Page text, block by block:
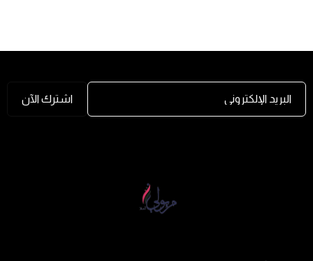
البريد الإلكتروني
اشترك الآن